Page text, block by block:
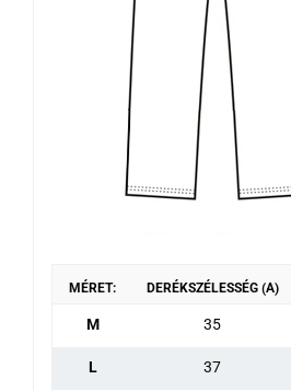
MÉRET: DERÉKSZÉLESSÉG (A)
M 35
L 37